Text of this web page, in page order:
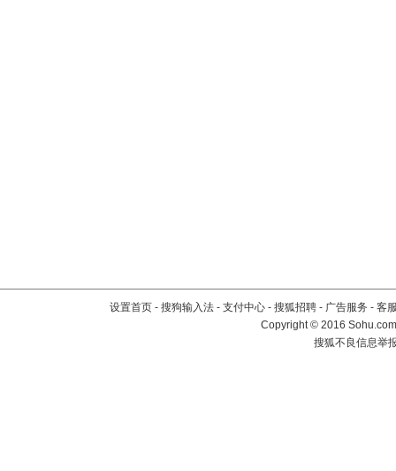
设置首页 - 搜狗输入法 - 支付中心 - 搜狐招聘 - 广告服务 - 客
Copyright©2016
搜狐不良信息举